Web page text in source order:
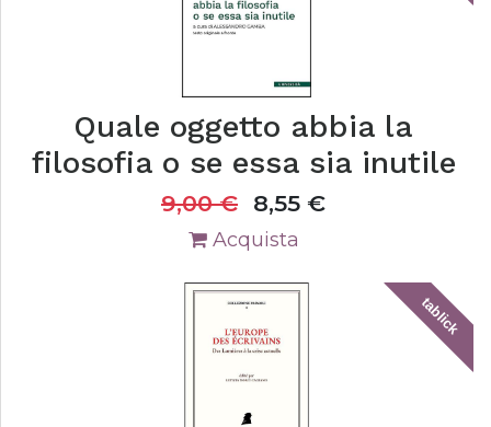
Quale oggetto abbia la
filosofia o se essa sia inutile
9,00€ 8,55 €
Acquista
tablick